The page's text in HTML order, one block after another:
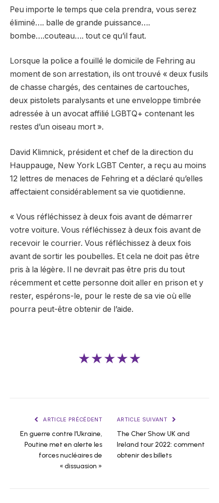
Peu importe le temps que cela prendra, vous serez
éliminé…. balle de grande puissance….
bombe….couteau…. tout ce qu’il faut.
Lorsque la police a fouillé le domicile de Fehring au
moment de son arrestation, ils ont trouvé « deux fusils
de chasse chargés, des centaines de cartouches,
deux pistolets paralysants et une enveloppe timbrée
adressée à un avocat affilié LGBTQ+ contenant les
restes d’un oiseau mort ».
David Klimnick, président et chef de la direction du
Hauppauge, New York LGBT Center, a reçu au moins
12 lettres de menaces de Fehring et a déclaré qu’elles
affectaient considérablement sa vie quotidienne.
« Vous réfléchissez à deux fois avant de démarrer
votre voiture. Vous réfléchissez à deux fois avant de
recevoir le courrier. Vous réfléchissez à deux fois
avant de sortir les poubelles. Et cela ne doit pas être
pris à la légère. Il ne devrait pas être pris du tout
récemment et cette personne doit aller en prison et y
rester, espérons-le, pour le reste de sa vie où elle
pourra peut-être obtenir de l’aide.
★★★★★
ARTICLE PRÉCÉDENT
En guerre contre l’Ukraine,
Poutine met en alerte les
forces nucléaires de
« dissuasion »
ARTICLE SUIVANT
The Cher Show UK and
Ireland tour 2022: comment
obtenir des billets